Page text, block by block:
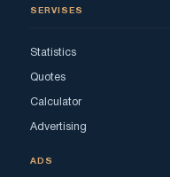
SERVISES
Statistics
Quotes
Calculator
Advertising
ADS